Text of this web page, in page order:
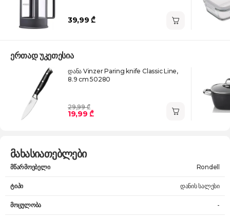
39,99 ₾
ერთად უკეთესია
დანა Vinzer Paring knife Classic Line,
8.9 cm 50280
29,99 ₾
19,99 ₾
მახასიათებლები
მწარმოებელი Rondell
ტიპი დანის სალესი
მოცულობა -